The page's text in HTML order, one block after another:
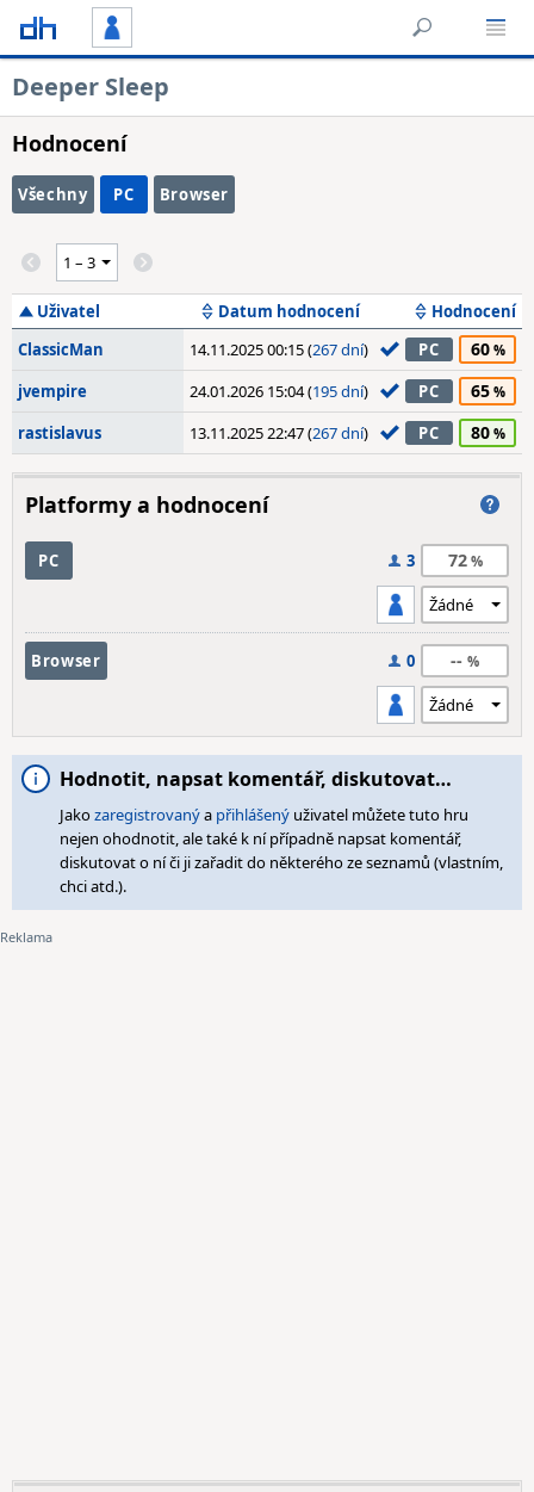
Deeper Sleep
Hodnocení
Všechny PC Browser
Uživatel Datum hodnocení
Hodnocení
ClassicMan
14.11.2025 00:15 (267 dní) PC 60
jvempire 24.01.2026 15:04 (195 dní) PC 65
rastislavus 13.11.2025 22:47 (267 dní) PC 80
Platformy a hodnocení
PC 3 72
Browser 0 --
Hodnotit, napsat komentář, diskutovat…
Jakozaregistrovanýa přihlášený uživatel můžete tuto hru
nejen ohodnotit, ale také k ní případně napsat komentář,
diskutovat o ní či ji zařadit do některého ze seznamů (vlastním,
chci atd.).